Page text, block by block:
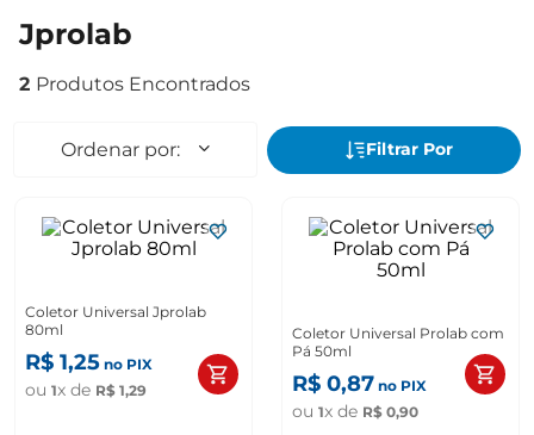
jprolab
2
Coletor Universal Jprolab
80ml
R$ 1,25 no PIX
ou 1x de R$ 1,29
Coletor Universal Prolab com
Pá 50ml
R$ 0,87 no PIX
ou 1x de R$ 0,90